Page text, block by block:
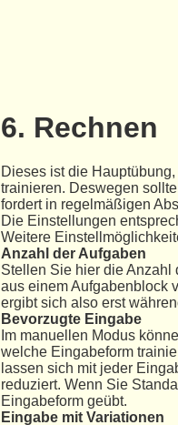
6. Rechnen
Dieses ist die
trainieren. Deswegen
fordert in regelmäßigen
Die Einstellungen
Weitere
Anzahl der Aufgaben
Stellen Sie hier die Anzahl
aus einem Aufgabenblock
ergibt sich also erst
Bevorzugte Eingabe
Im manuellen Modus
welche Eingabeform
lassen sich mit jeder
reduziert. Wenn Sie
Eingabeform geübt.
Eingabe mit Variationen